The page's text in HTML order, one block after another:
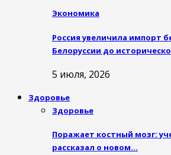
Экономика
Россия увеличила импорт
Белоруссии до
5 июля, 2026
Здоровье
Здоровье
Поражает костный мозг:
рассказал о новом…